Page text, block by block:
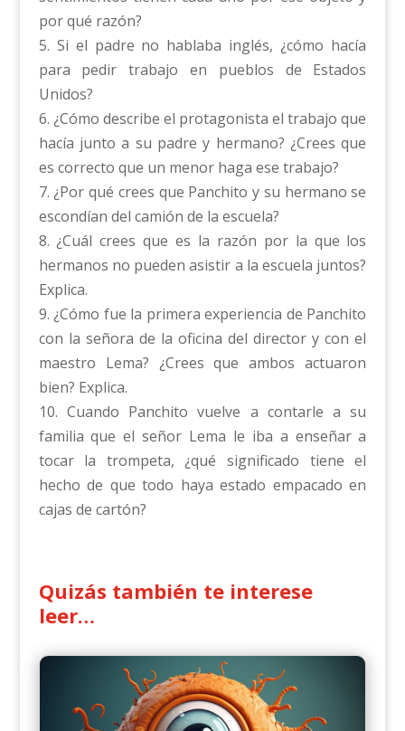
por qué razón?
5. Si el padre no hablaba inglés, ¿cómo hacía
para pedir trabajo en pueblos de Estados
Unidos?
6. ¿Cómo describe el protagonista el trabajo que
hacía junto a su padre y hermano? ¿Crees que
es correcto que un menor haga ese trabajo?
7. ¿Por qué crees que Panchito y su hermano se
escondían del camión de la escuela?
8. ¿Cuál crees que es la razón por la que los
hermanos no pueden asistir a la escuela juntos?
Explica.
9. ¿Cómo fue la primera experiencia de Panchito
con la señora de la oficina del director y con el
maestro Lema? ¿Crees que ambos actuaron
bien? Explica.
10. Cuando Panchito vuelve a contarle a su
familia que el señor Lema le iba a enseñar a
tocar la trompeta, ¿qué significado tiene el
hecho de que todo haya estado empacado en
cajas de cartón?
Quizás también te interese
leer…